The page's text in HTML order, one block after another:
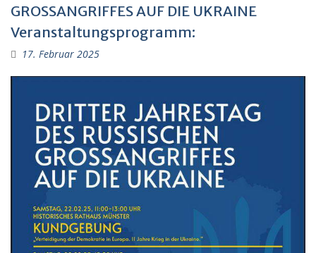
GROSSANGRIFFES AUF DIE UKRAINE
Veranstaltungsprogramm:
17. Februar 2025